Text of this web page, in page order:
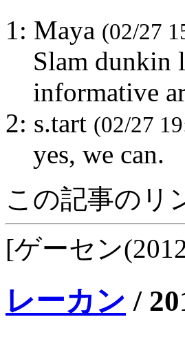
1: Maya (02/27
Slam dunkin
informative
2: s.tart (02/27
yes, we can.
この記事のリ
[ゲーセン
レーカン /